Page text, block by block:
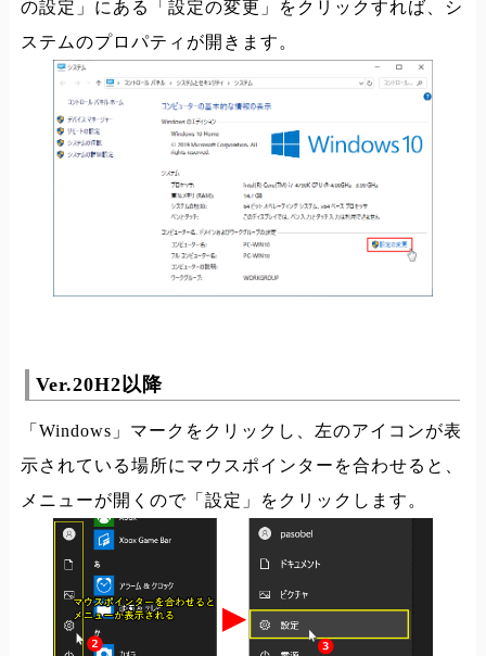
の設定」にある「設定の変更」をクリックすれば、シ
ステムのプロパティが開きます。
Ver.20H2以降
「Windows」マークをクリックし、左のアイコンが表
示されている場所にマウスポインターを合わせると、
メニューが開くので「設定」をクリックします。